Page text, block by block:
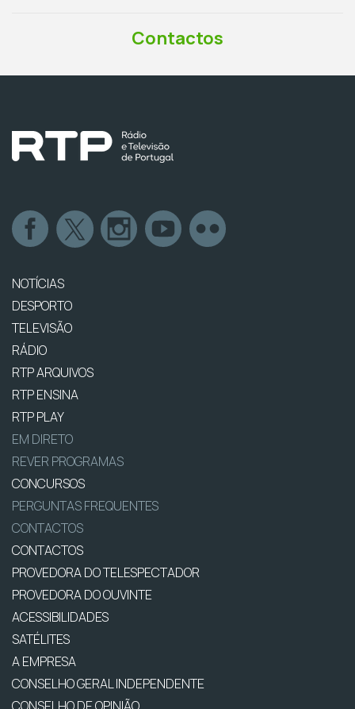
Contactos
NOTÍCIAS
DESPORTO
TELEVISÃO
RÁDIO
RTP ARQUIVOS
RTP ENSINA
RTP PLAY
EM DIRETO
REVER PROGRAMAS
CONCURSOS
PERGUNTAS FREQUENTES
CONTACTOS
CONTACTOS
PROVEDORA DO TELESPECTADOR
PROVEDORA DO OUVINTE
ACESSIBILIDADES
SATÉLITES
A EMPRESA
CONSELHO GERAL INDEPENDENTE